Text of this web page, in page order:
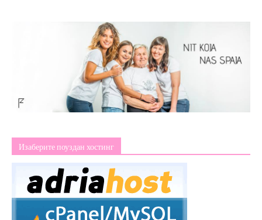
Изаберите поуздан хостинг